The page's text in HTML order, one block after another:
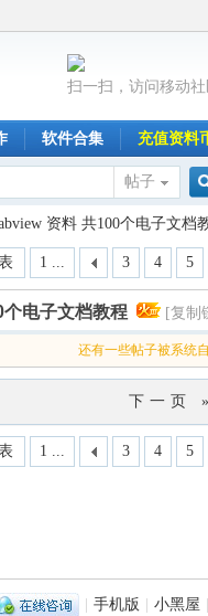
扫一扫，访问移动社
软件合集 充值资料
帖子
索
资料 共100个电子文档
1 ... 3 4 5
电子文档教程 [复制
还有一些帖子被系统
下一页 »
1 ... 3 4 5
手机版 小黑屋